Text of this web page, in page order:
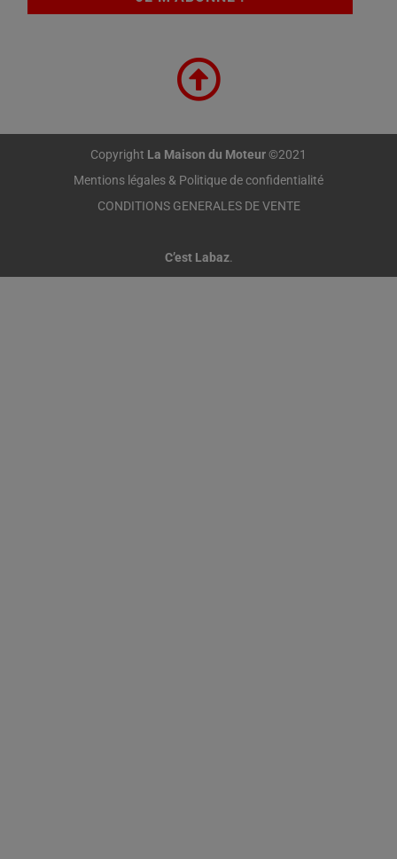
Copyright La Maison du Moteur©2021
Mentions légales & Politique de confidentialité
CONDITIONS GENERALES DE VENTE
C’est Labaz.